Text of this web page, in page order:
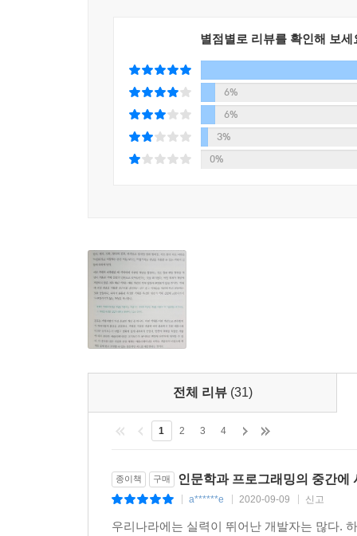
- 책임의 집합이 의미하는 것
- 판사와 증인
- 역할이 답이다
- 협력의 추상화
- 대체 가능성
- 책임-주도 설계
- 디자인 패턴
- 테스트-주도 개발
▣ 05장: 책임과 메시지
- 자신의 의지에 따라 증언할 수 있는 자유
- 너무 추상적인 책임
- ‘어떻게’가 아니라 ‘무엇’을
메시지와 메서드
- 메시지
- 메서드
별점별로 리뷰를 확인해 보세
6%
6%
3%
0%
전체 리뷰 (31)
1 2 3 4
종이책 구매 인문학과 프로그래밍의 중간에
a******e 2020-09-09 신고
우리나라에는 실력이 뛰어난 개발자는 많다.